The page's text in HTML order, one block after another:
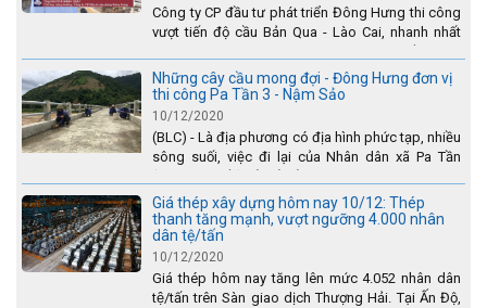
Công ty CP đầu tư phát triển Đông Hưng thi công
vượt tiến độ cầu Bản Qua - Lào Cai, nhanh nhất
Lào Cai.
Những cây cầu mong đợi - Đông Hưng đơn vị
thi công Pa Tần 3 - Nậm Sảo
10/12/2020
(BLC) - Là địa phương có địa hình phức tạp, nhiều
sông suối, việc đi lại của Nhân dân xã Pa Tần
lũ....
Giá thép xây dựng hôm nay 10/12: Thép
thanh tăng mạnh, vượt ngưỡng 4.000 nhân
dân tệ/tấn
10/12/2020
Giá thép hôm nay tăng lên mức 4.052 nhân dân
tệ/tấn trên Sàn giao dịch Thượng Hải. Tại Ấn Độ,